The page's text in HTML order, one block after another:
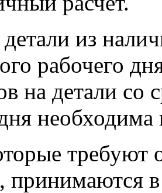
из
рабочего
на детали со
необходима
требуют
принимаются